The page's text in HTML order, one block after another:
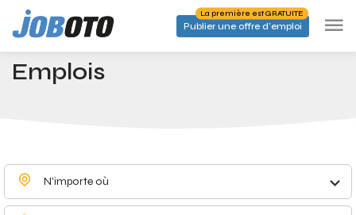
Skip to main content
Publier une offre d'emploi
La première est GRATUITE
Accueil Emplois à Vieux-Genappe - Joboto
Emplois
N'importe où